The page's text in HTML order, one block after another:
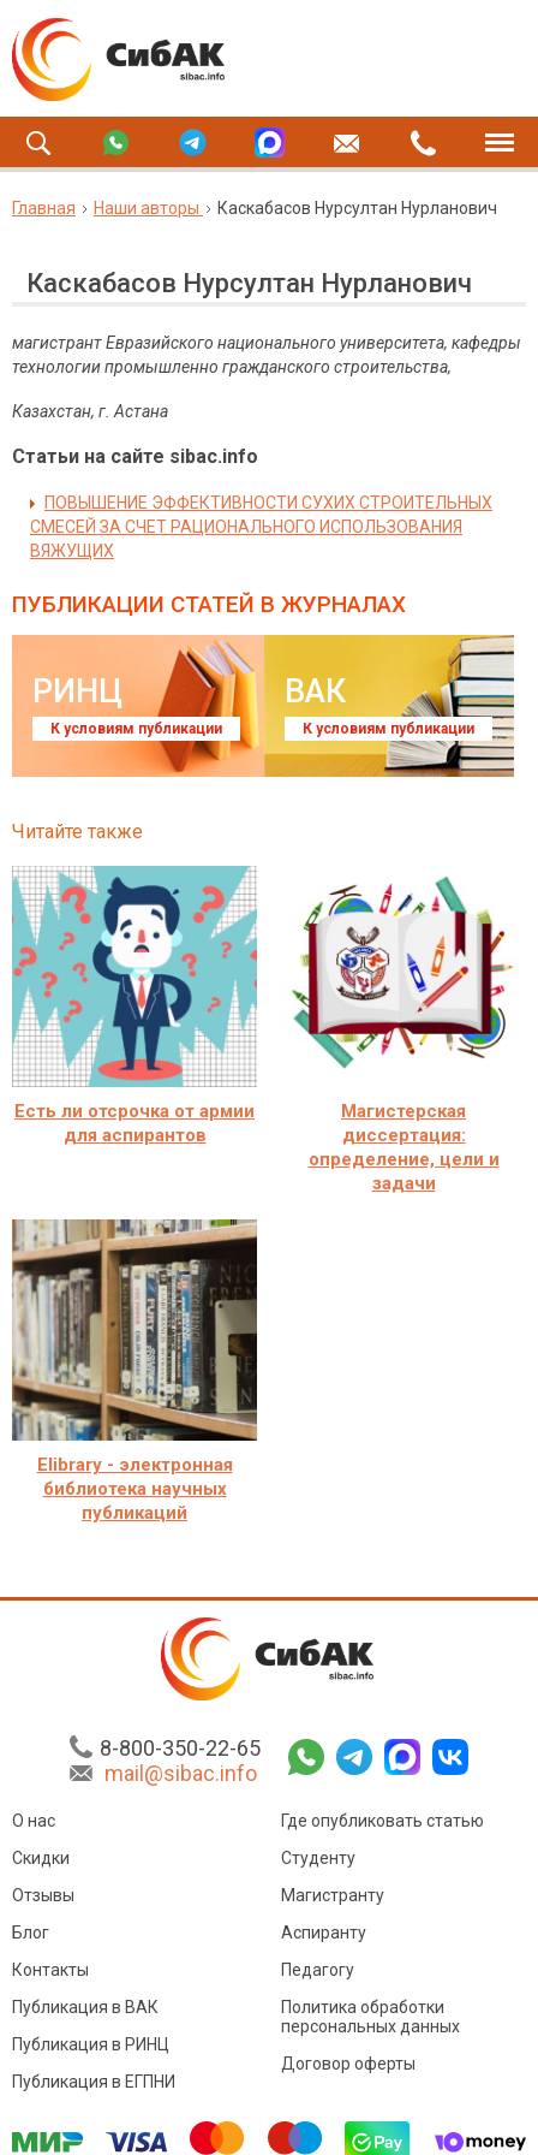
Главная Наши авторы Каскабасов Нурсултан Нурланович
Каскабасов Нурсултан Нурланович
магистрант Евразийского национального университета, кафедры
технологии промышленно гражданского строительства,
Казахстан, г. Астана
Статьи на сайте sibac.info
ПОВЫШЕНИЕ ЭФФЕКТИВНОСТИ СУХИХ СТРОИТЕЛЬНЫХ
СМЕСЕЙ ЗА СЧЕТ РАЦИОНАЛЬНОГО ИСПОЛЬЗОВАНИЯ
ВЯЖУЩИХ
ПУБЛИКАЦИИ СТАТЕЙ В ЖУРНАЛАХ
РИНЦ
К условиям публикации
ВАК
К условиям публикации
Читайте также
Есть ли отсрочка от армии
для аспирантов
Магистерская
диссертация:
определение, цели и
задачи
Elibrary - электронная
библиотека научных
публикаций
8-800-350-22-65
mail@sibac.info
О нас
Скидки
Отзывы
Блог
Контакты
Где опубликовать статью
Студенту
Магистранту
Аспиранту
Педагогу
Публикация в ВАК
Публикация в РИНЦ
Публикация в ЕГПНИ
Политика обработки
персональных данных
Договор оферты